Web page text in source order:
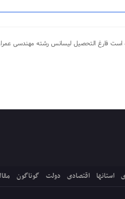
دندان پزشک و خواننده است فارغ التحصیل
استانها اقتصادی دولت گوناگون